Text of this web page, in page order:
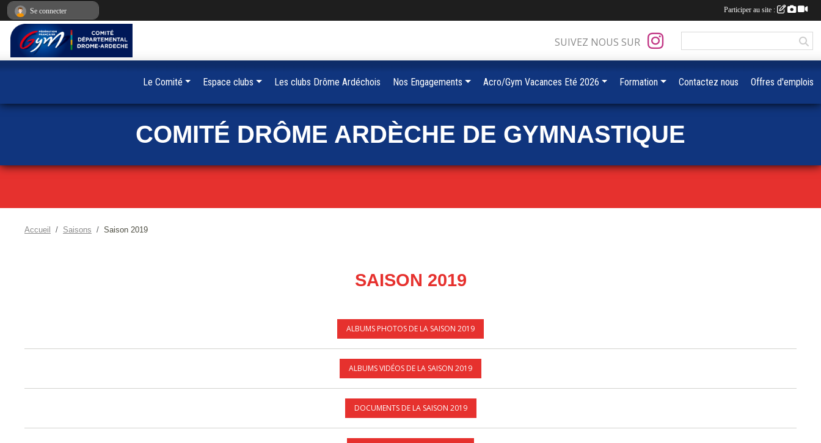
COMITÉ DRÔME ARDÈCHE DE GYMNASTIQUE
Accueil Saisons Saison 2019
SAISON 2019
ALBUMS PHOTOS DE LA SAISON 2019
ALBUMS VIDÉOS DE LA SAISON 2019
DOCUMENTS DE LA SAISON 2019
SUIVEZ NOUS SUR
Le Comité Espace clubs Les clubs Drôme Ardéchois Nos Engagements Acro/Gym Vacances Eté 2026 Formation Contactez nous Offres d'emplois
Se connecter Participer au site :
Panneau de gestion des cookies